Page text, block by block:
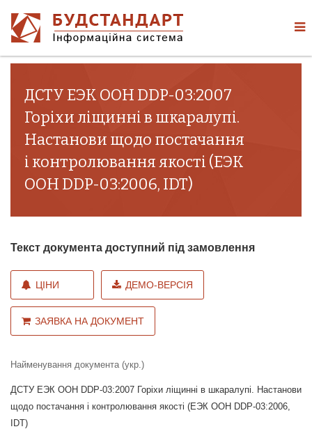
ДСТУ ЕЭК ООН DDP-03:2007
Горіхи ліщинні в шкаралупі.
Настанови щодо постачання
і контролювання якості (ЕЭК
ООН DDP-03:2006, IDT)
Текст документа доступний під замовлення
ЦІНИ ДЕМО-ВЕРСІЯ
ЗАЯВКА НА ДОКУМЕНТ
Найменування документа (укр.)
ДСТУ ЕЭК ООН DDP-03:2007 Горіхи ліщинні в шкаралупі. Настанови
щодо постачання і контролювання якості (ЕЭК ООН DDP-03:2006,
IDT)